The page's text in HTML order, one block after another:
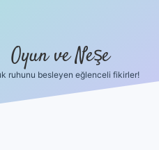
Oyun ve Neşe
ruhunu besleyen eğlenceli fikirler!